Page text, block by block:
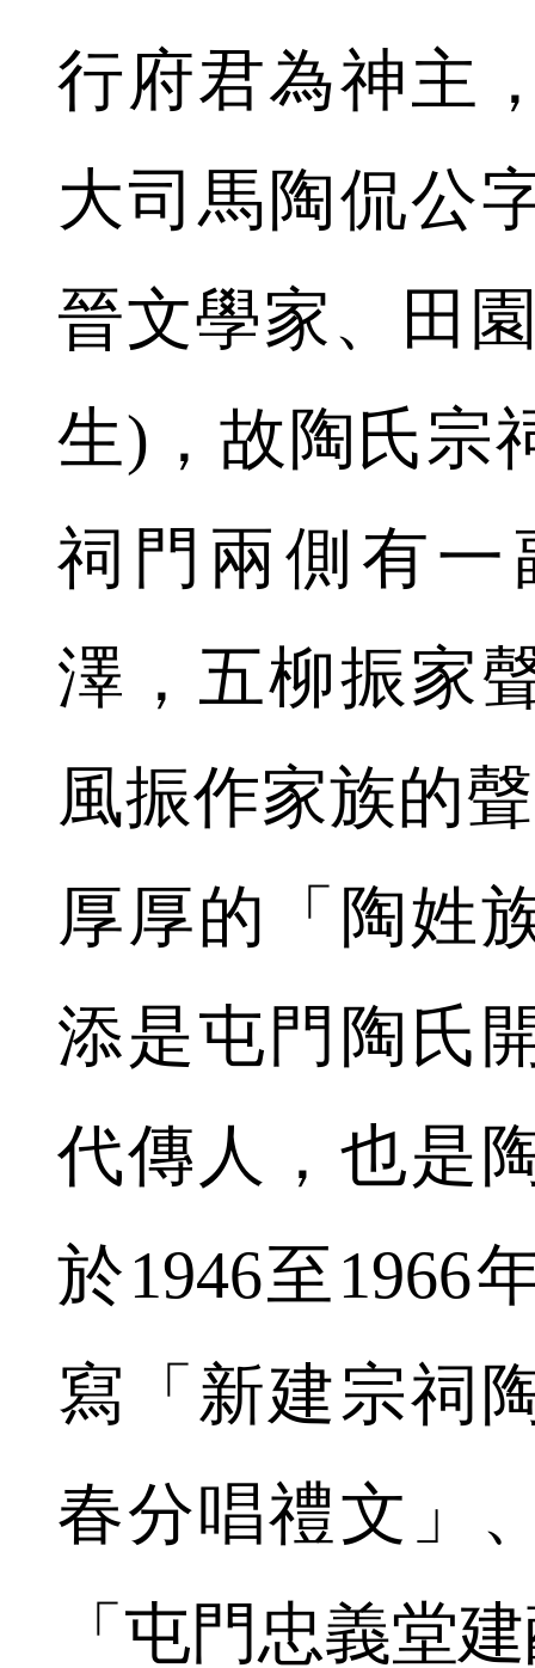
行府君為神主
大司馬陶侃公
晉文學家、田
生)，故陶氏宗
祠門兩側有一
澤，五柳振家
風振作家族的
厚厚的「陶姓
添是屯門陶氏
代傳人，也是
於1946至1966
寫「新建宗祠
春分唱禮文」
「屯門忠義堂